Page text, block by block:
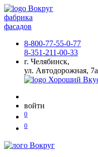
фабрика
фасадов
8-800-77-55-0-77
8-351-211-00-33
г. Челябинск,
ул. Автодорожная, 7а
войти
0
0